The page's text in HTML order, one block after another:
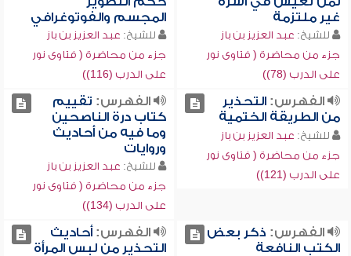
غير ملتزمة
للشيخ: عبد العزيز بن باز
جزء من محاضرة ( فتاوى نور
على الدرب (78))
المجسم والفوتوغرافي
للشيخ: عبد العزيز بن باز
جزء من محاضرة ( فتاوى نور
على الدرب (116))
الفهرس:التحذير
من الطريقة الختمية
للشيخ: عبد العزيز بن باز
جزء من محاضرة ( فتاوى نور
على الدرب (121))
الفهرس: تقييم
كتاب درة الناصحين
وما فيه من أحاديث
وروايات
للشيخ: عبد العزيز بن باز
جزء من محاضرة ( فتاوى نور
على الدرب (134))
الفهرس: ذكر بعض
الكتب النافعة
الفهرس:أحاديث
التحذير من لبس المرأة